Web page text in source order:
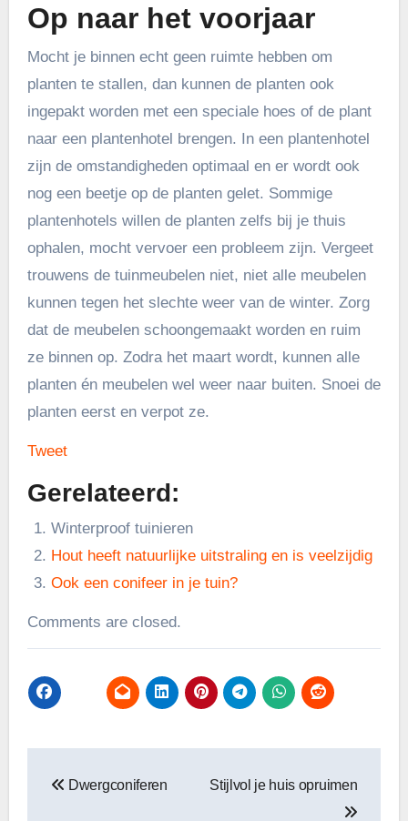
Op naar het voorjaar
Mocht je binnen echt geen ruimte hebben om
planten te stallen, dan kunnen de planten ook
ingepakt worden met een speciale hoes of de plant
naar een plantenhotel brengen. In een plantenhotel
zijn de omstandigheden optimaal en er wordt ook
nog een beetje op de planten gelet. Sommige
plantenhotels willen de planten zelfs bij je thuis
ophalen, mocht vervoer een probleem zijn. Vergeet
trouwens de tuinmeubelen niet, niet alle meubelen
kunnen tegen het slechte weer van de winter. Zorg
dat de meubelen schoongemaakt worden en ruim
ze binnen op. Zodra het maart wordt, kunnen alle
planten én meubelen wel weer naar buiten. Snoei de
planten eerst en verpot ze.
Tweet
Gerelateerd:
Winterproof tuinieren
Hout heeft natuurlijke uitstraling en is veelzijdig
Ook een conifeer in je tuin?
Comments are closed.
navigatie
Dwergconiferen Stijlvol je huis opruimen